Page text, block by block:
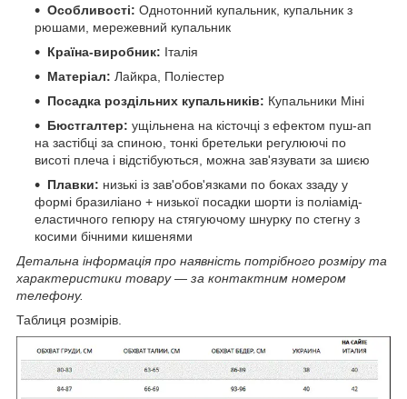
Особливості: Однотонний купальник, купальник з
рюшами, мережевний купальник
Країна-виробник: Італія
Матеріал: Лайкра, Поліестер
Посадка роздільних купальників: Купальники Міні
Бюстгалтер: ущільнена на кісточці з ефектом пуш-ап
на застібці за спиною, тонкі бретельки регулюючі по
висоті плеча і відстібуються, можна зав'язувати за шиєю
Плавки: низькі із зав'обов'язками по боках ззаду у
формі бразиліано + низької посадки шорти із поліамід-
еластичного гепюру на стягуючому шнурку по стегну з
косими бічними кишенями
Детальна інформація про наявність потрібного розміру та
характеристики товару ― за контактним номером
телефону.
Таблиця розмірів.